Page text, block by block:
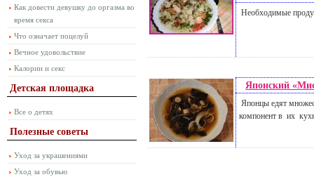
Как довести девушку до оргазма во
время секса
Что означает поцелуй
Вечное удовольствие
Калории и секс
Детская площадка
Все о детях
Полезные советы
Уход за украшениями
Уход за обувью
Необходимые
Японский
Японцы едят
компонент в их